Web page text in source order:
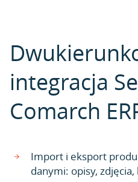
integracja
Comarch
Import i eksport
danymi: opisy, zdjęcia,